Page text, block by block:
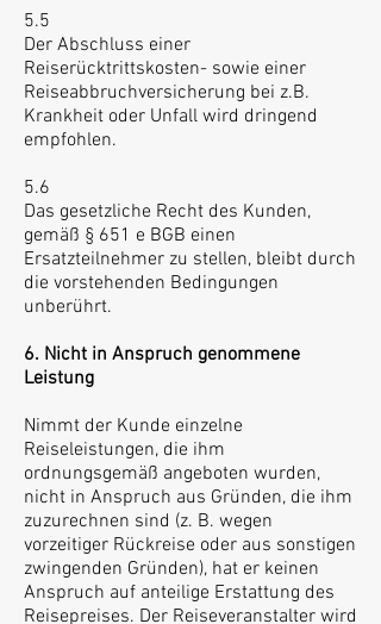
5.5
Der Abschluss einer
Reiserücktrittskosten- sowie einer
Reiseabbruchversicherung bei z.B.
Krankheit oder Unfall wird dringend
empfohlen.
5.6
Das gesetzliche Recht des Kunden,
gemäß § 651 e BGB einen
Ersatzteilnehmer zu stellen, bleibt durch
die vorstehenden Bedingungen
unberührt.
6. Nicht in Anspruch genommene
Leistung
Nimmt der Kunde einzelne
Reiseleistungen, die ihm
ordnungsgemäß angeboten wurden,
nicht in Anspruch aus Gründen, die ihm
zuzurechnen sind (z. B. wegen
vorzeitiger Rückreise oder aus sonstigen
zwingenden Gründen), hat er keinen
Anspruch auf anteilige Erstattung des
Reisepreises. Der Reiseveranstalter wird